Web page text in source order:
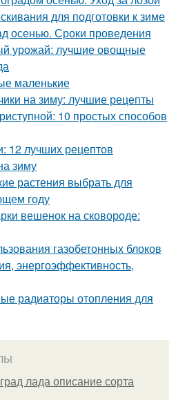
для подготовки к зиме
осенью. Сроки проведения
урожай: лучшие овощные
маленькие
на зиму: лучшие рецепты
10 простых способов
12 лучших рецептов
зиму
растения выбрать для
году
вешенок на сковороде:
газобетонных блоков
энергоэффективность,
радиаторы отопления для
лада описание сорта